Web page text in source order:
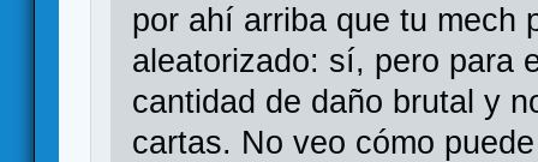
por ahí arriba que tu mech
aleatorizado: sí, pero para
cantidad de daño brutal y
cartas. No veo cómo